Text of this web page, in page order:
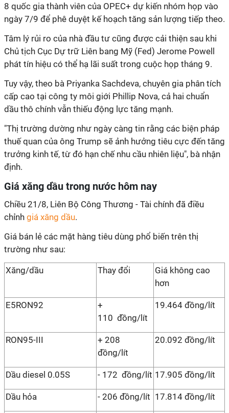
8 quốc gia thành viên của OPEC+ dự kiến nhóm họp vào
ngày 7/9 để phê duyệt kế hoạch tăng sản lượng tiếp theo.
Tâm lý rủi ro của nhà đầu tư cũng được cải thiện sau khi
Chủ tịch Cục Dự trữ Liên bang Mỹ (Fed) Jerome Powell
phát tín hiệu có thể hạ lãi suất trong cuộc họp tháng 9.
Tuy vậy, theo bà Priyanka Sachdeva, chuyên gia phân tích
cấp cao tại công ty môi giới Phillip Nova, cả hai chuẩn
dầu thô chính vẫn thiếu động lực tăng mạnh.
"Thị trường dường như ngày càng tin rằng các biện pháp
thuế quan của ông Trump sẽ ảnh hưởng tiêu cực đến tăng
trưởng kinh tế, từ đó hạn chế nhu cầu nhiên liệu", bà nhận
định.
Giá xăng dầu trong nước hôm nay
Chiều 21/8, Liên Bộ Công Thương - Tài chính đã điều
chỉnh giá xăng dầu.
Giá bán lẻ các mặt hàng tiêu dùng phổ biến trên thị
trường như sau:
Xăng/dầu Thay đổi
Giá không cao
hơn
E5RON92
+
110 đồng/lít
19.464 đồng/lít
RON95-III
+ 208
đồng/lít
20.092 đồng/lít
Dầu diesel 0.05S - 172 đồng/lít 17.905 đồng/lít
Dầu hỏa - 206 đồng/lít 17.814 đồng/lít